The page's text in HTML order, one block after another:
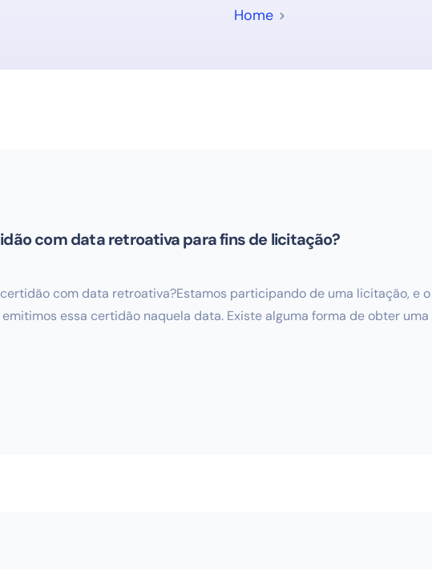
Home
com data retroativa para fins de licitação?
com data retroativa?Estamos participando de uma licitação, e
essa certidão naquela data. Existe alguma forma de obter